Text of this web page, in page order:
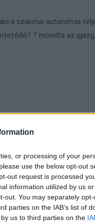
or processing of your
use the below opt-out
out request is processed
information utilized by us
out. You may separately
parties on the IAB’s list of
us to third parties on the
a szakmai autonómia
? mondta az
évad kapcsán
életmű áll mögöttük. A
is fellépnek.
díjas
hegedűművészeként